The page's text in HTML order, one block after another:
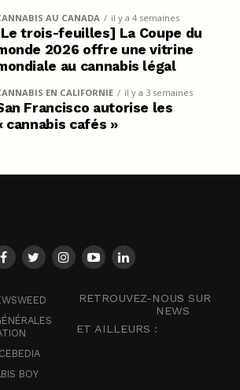
AU CANADA il y a 4 semaines
trois-feuilles] La Coupe du
2026 offre une vitrine
au cannabis légal
EN CALIFORNIE il y a 3 semaines
Francisco autorise les
cannabis cafés »
CEBEDIA
BOY
RETROUVEZ-NOUS SUR
NEWS
ET AILLEURS :